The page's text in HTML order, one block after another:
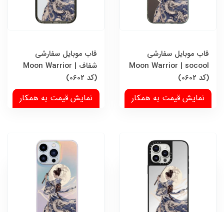
قاب موبایل سفارشی
Moon Warrior | socool
(کد 0602)
نمایش قیمت به همکار
قاب موبایل سفارشی
شفاف | Moon Warrior
(کد 0602)
نمایش قیمت به همکار